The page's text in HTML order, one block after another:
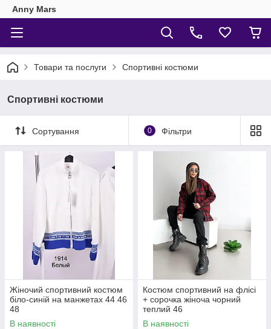
Anny Mars
Товари та послуги Спортивні костюми
Спортивні костюми
Сортування 0 Фільтри
Жіночий спортивний костюм
біло-синій на манжетах 44 46
48
В наявності
Костюм спортивний на флісі
+ сорочка жіноча чорний
теплий 46
В наявності